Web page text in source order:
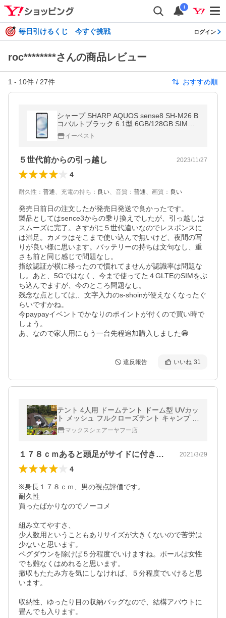
i
毎日引けるくじ 今すぐ挑戦 ログイン
roc********さんの商品レビュー
1 - 10件 / 27件 おすすめ順
シャープ SHARP AQUOS sense8 SH-M26 B
コバルトブラック 6.1型 6GB/128GB SIMフ
リー SHM26CB
イーベスト
５世代前からの引っ越し 2023/11/27
4
耐久性 ： 普通、 充電の持ち ： 良い、 音質 ： 普通、 画質 ： 良い
発売日前日の注文したが発売日発送で良かったです。
製品としてはsence3からの乗り換えでしたが、引っ越しは
スムーズに完了。さすがに５世代違いなのでレスポンスに
は満足。カメラはそこまで使い込んで無いけど、夜間の写
りが良い様に思います。バッテリーの持ちは文句なし、重
さも前と同じ感じで問題なし。
指紋認証が横に移ったので慣れてませんが認識率は問題な
し。あと、5Gではなく、今まで使ってた４GLTEのSIMをぶ
ち込んでますが、今のところ問題なし。
残念な点としては,、文字入力のs-shoinが使えなくなったぐ
らいですかね。
今paypayイベントでかなりのポイントが付くので買い時で
しょう。
あ、なので家人用にもう一台先程追加購入しました😁
違反報告 いいね 31
テント 4人用 ドームテント ドーム型 UVカッ
ト メッシュ フルクローズテント キャンプ ア
ウトドア おしゃれ キャノピー 200x200 FIE
LDOOR 1年保証 送料無料
マックスシェアーヤフー店
１７８ｃｍあると頭足がサイドに付きます。 2021/3/29
4
※身長１７８ｃｍ、男の視点評価です。
耐久性
買ったばかりなのでノーコメ
組み立てやすさ、
少人数用ということもありサイズが大きくないので苦労は
少ないと思います。
ペグダウンを除けば５分程度でいけますね。ポールは女性
でも難なくはめれると思います。
撤収もたたみ方を気にしなければ、５分程度でいけると思
います。
収納性、ゆったり目の収納バッグなので、結構アバウトに
畳んでも入ります。